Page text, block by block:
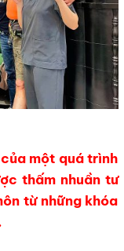
một quá trình
thấm nhuần tư
từ những khóa